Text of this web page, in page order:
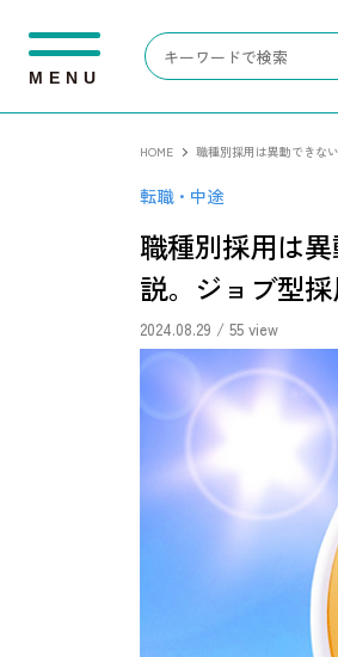
M E N U
HOME 職種別採用は異動できな
転職・中途
職種別採用は
説。ジョブ型
2024.08.29 / 55 view